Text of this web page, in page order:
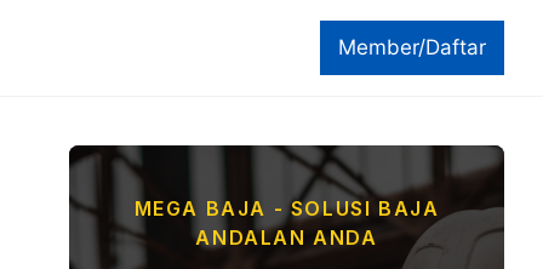
Member/Daftar
MEGA BAJA - SOLUSI BAJA
ANDALAN ANDA